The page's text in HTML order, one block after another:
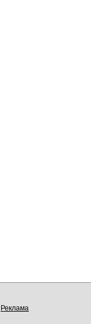
Реклама